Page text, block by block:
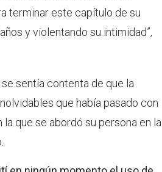
terminar este capítulo de su
y violentando su intimidad”,
sentía contenta de que la
que había pasado con
que se abordó su persona en la